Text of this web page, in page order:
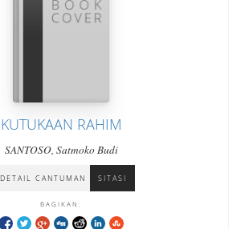
KUTUKAAN RAHIM
SANTOSO, Satmoko Budi
DETAIL CANTUMAN SITASI
BAGIKAN: